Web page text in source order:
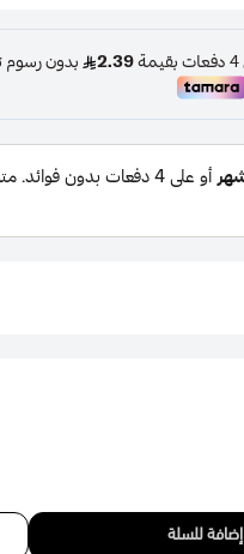
إضافة للسلة